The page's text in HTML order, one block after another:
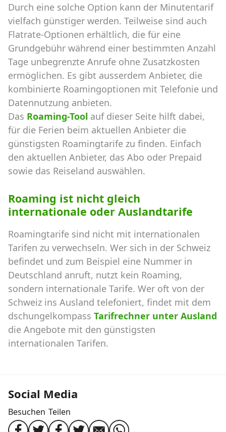
Durch eine solche Option kann der Minutentarif
vielfach günstiger werden. Teilweise sind auch
Flatrate-Optionen erhältlich, die für eine
Grundgebühr während einer bestimmten Anzahl
Tage unbegrenzte Anrufe ohne Zusatzkosten
ermöglichen. Es gibt ausserdem Anbieter, die
kombinierte Roamingoptionen mit Telefonie und
Datennutzung anbieten.
Das Roaming-Tool auf dieser Seite hilft dabei,
für die Ferien beim aktuellen Anbieter die
günstigsten Roamingtarife zu finden. Einfach
den aktuellen Anbieter, das Abo oder Prepaid
sowie das Reiseland auswählen.
Roaming ist nicht gleich
internationale oder Auslandtarife
Roamingtarife sind nicht mit internationalen
Tarifen zu verwechseln. Wer sich in der Schweiz
befindet und zum Beispiel eine Nummer in
Deutschland anruft, nutzt kein Roaming,
sondern internationale Tarife. Wer oft von der
Schweiz ins Ausland telefoniert, findet mit dem
dschungelkompass Tarifrechner unter Ausland
die Angebote mit den günstigsten
internationalen Tarifen.
Social Media
Besuchen Teilen